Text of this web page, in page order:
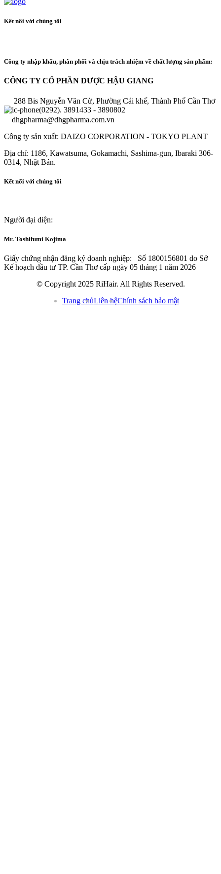
Kết nối với chúng tôi
Công ty nhập khẩu, phân phối và chịu trách nhiệm về chất lượng sản phẩm:
CÔNG TY CỔ PHẦN DƯỢC HẬU GIANG
288 Bis Nguyễn Văn Cừ, Phường Cái khế, Thành Phố Cần Thơ
(0292). 3891433 - 3890802
dhgpharma@dhgpharma.com.vn
Công ty sản xuất: DAIZO CORPORATION - TOKYO PLANT
Địa chỉ: 1186, Kawatsuma, Gokamachi, Sashima-gun, Ibaraki 306-
0314, Nhật Bản.
Kết nối với chúng tôi
Người đại diện:
Mr. Toshifumi Kojima
Giấy chứng nhận đăng ký doanh nghiệp: Số 1800156801 do Sở
Kế hoạch đầu tư TP. Cần Thơ cấp ngày 05 tháng 1 năm 2026
© Copyright 2025 RiHair. All Rights Reserved.
Trang chủLiên hệChính sách bảo mật